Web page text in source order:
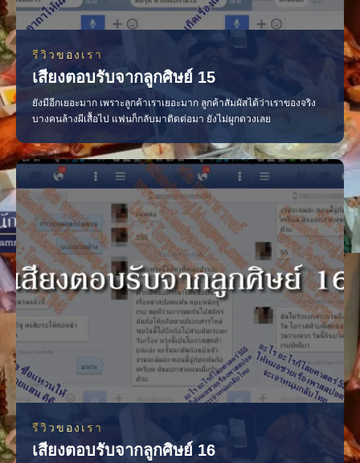
รีวิวของเรา
เสียงตอบรับจากลูกศิษย์ 15
ยังมีอีกเยอะมาก เพราะลูกค้าเราเยอะมาก ลูกค้าสัมผัสได้ว่าเราของจริง
บางคนล้างผีเสื้อไป แฟนก็กลับมาติดต่อมา ยังไม่ผูกดวงเลย
รีวิวของเรา
เสียงตอบรับจากลูกศิษย์ 16